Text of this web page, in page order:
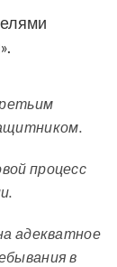
процесс
адекватное
в